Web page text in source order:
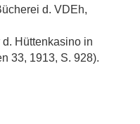
d. VDEh,
Hüttenkasino in
33, 1913, S. 928).